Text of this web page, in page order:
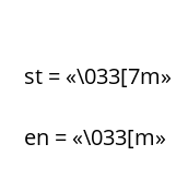
st = «\033[7m»
en = «\033[m»